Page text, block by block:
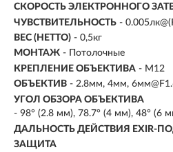
СКОРОСТЬ ЭЛЕКТРОННОГО
ЧУВСТВИТЕЛЬНОСТЬ -
ВЕС (НЕТТО) - 0,5кг
МОНТАЖ - Потолочные
КРЕПЛЕНИЕ ОБЪЕКТИВА - M12
ОБЪЕКТИВ - 2.8мм, 4мм,
УГОЛ ОБЗОРА ОБЪЕКТИВА
- 98° (2.8 мм), 78.7° (4 мм), 48° (6
ДАЛЬНОСТЬ ДЕЙСТВИЯ EXIR-
ЗАЩИТА